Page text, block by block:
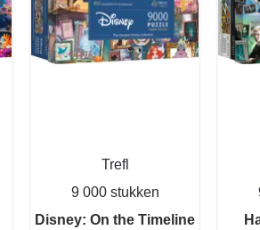
Trefl
9 000 stukken
Disney: On the Timeline